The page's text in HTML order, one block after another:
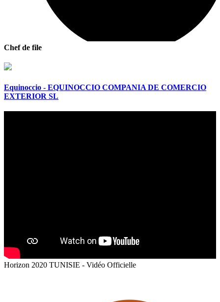
Chef de file
Equinoccio - EQUINOCCIO COMPANIA DE COMERCIO
EXTERIOR SL
Horizon 2020 TUNISIE - Vidéo Officielle